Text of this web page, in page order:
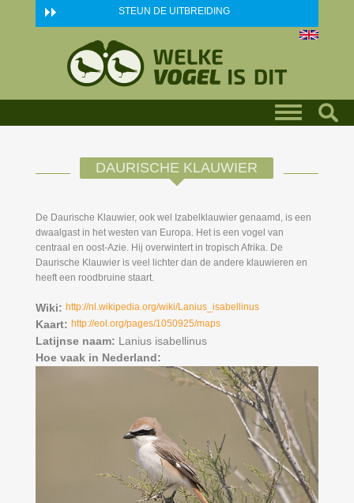
Skip to main content STEUN DE UITBREIDING
DAURISCHE KLAUWIER
De Daurische Klauwier, ook wel Izabelklauwier genaamd, is een
dwaalgast in het westen van Europa. Het is een vogel van
centraal en oost-Azie. Hij overwintert in tropisch Afrika. De
Daurische Klauwier is veel lichter dan de andere klauwieren en
heeft een roodbruine staart.
Wiki: http://nl.wikipedia.org/wiki/Lanius_isabellinus
Kaart: http://eol.org/pages/1050925/maps
Latijnse naam: Lanius isabellinus
Hoe vaak in Nederland: